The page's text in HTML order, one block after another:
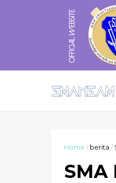
Home / berita /
SMA